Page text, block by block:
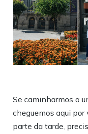
Se caminharmos a
cheguemos aqui
parte da tarde,